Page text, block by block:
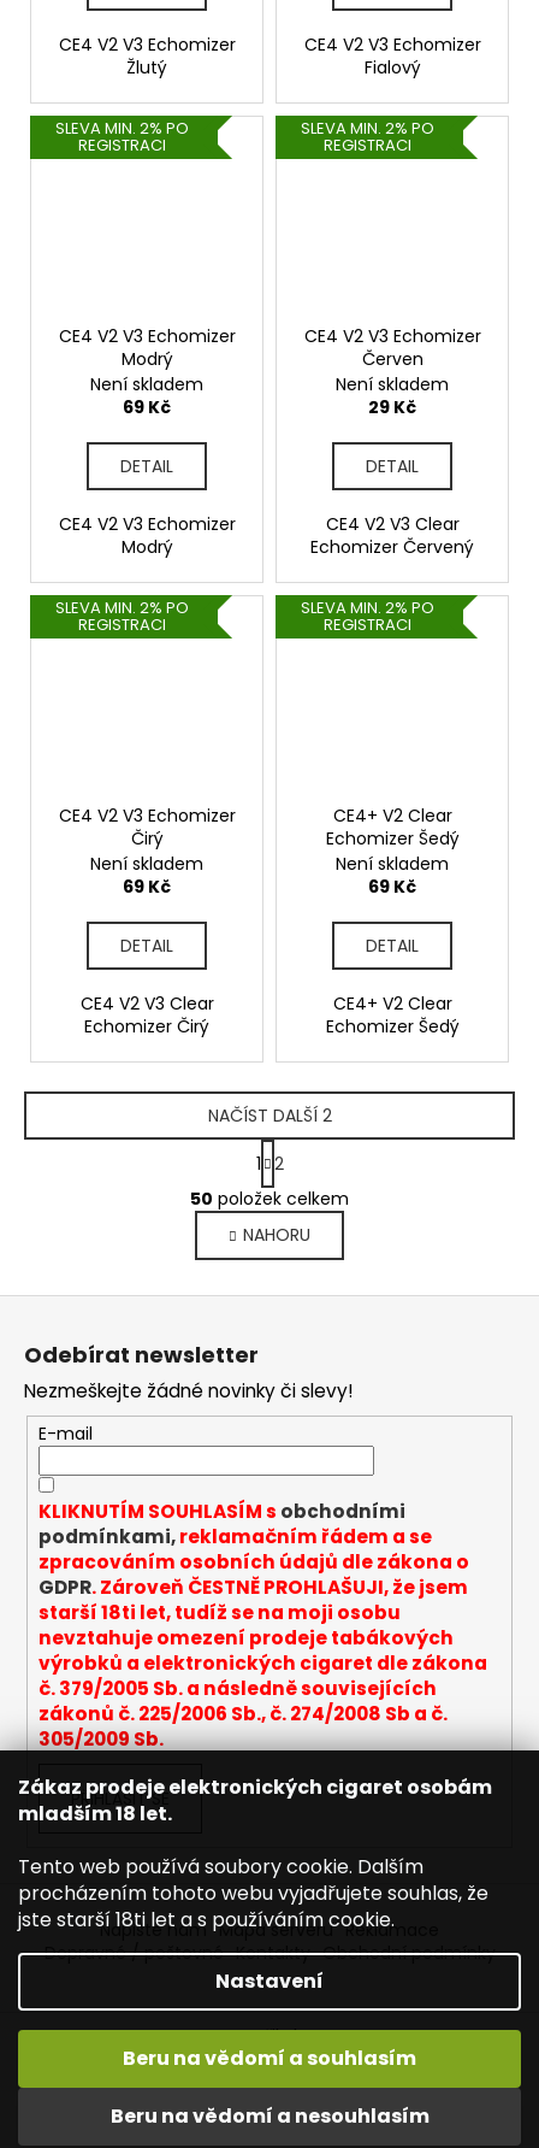
Zákaz prodeje elektronických cigaret osobám
mladším 18 let.
Tento web používá soubory cookie. Dalším
procházením tohoto webu vyjadřujete souhlas, že
jste starší 18ti let a s používáním cookie.
Nastavení
Beru na vědomí a nesouhlasím
Beru na vědomí a souhlasím
Vítejte na JOYETECH. DORUČENÍ ZDARMA zásilkovnou nad
CE4 V2 V3 Echomizer
Žlutý
CE4 V2 V3 Echomizer
Fialový
SLEVA MIN. 2% PO
REGISTRACI
CE4 V2 V3 Echomizer
Modrý
Není skladem
69 Kč
DETAIL
CE4 V2 V3 Echomizer
Modrý
SLEVA MIN. 2% PO
REGISTRACI
CE4 V2 V3 Echomizer
Červen
Není skladem
29 Kč
DETAIL
CE4 V2 V3 Clear
Echomizer Červený
SLEVA MIN. 2% PO
REGISTRACI
CE4 V2 V3 Echomizer
Čirý
Není skladem
69 Kč
DETAIL
CE4 V2 V3 Clear
Echomizer Čirý
SLEVA MIN. 2% PO
REGISTRACI
CE4+ V2 Clear
Echomizer Šedý
Není skladem
69 Kč
DETAIL
CE4+ V2 Clear
Echomizer Šedý
O
v
l
á
d
p
r
v
k
y
v
ý
p
i
s
u
NAČÍST DALŠÍ 2
S
t
r
á
n
k
o
í
1 2
50 položek celkem
NAHORU
Odebírat newsletter
Nezmeškejte žádné novinky či slevy!
E-mail
KLIKNUTÍM SOUHLASÍM s obchodními
podmínkami,reklamačním řádem a se
zpracováním osobních údajů dle zákona o
GDPR. Zároveň ČESTNĚ PROHLAŠUJI, že jsem
starší 18ti let, tudíž se na moji osobu
nevztahuje omezení prodeje tabákových
výrobků a elektronických cigaret dle zákona
č. 379/2005 Sb. a následně souvisejících
zákonů č. 225/2006 Sb., č. 274/2008 Sb a č.
305/2009 Sb.
PŘIHLÁSIT SE
Napište nám Mapa serveru Reklamace
Dopravné / poštovné Kontakty Obchodní podmínky
Vytvořil Shoptet
Copyright 2026Joyetech - Značkové elektronické
cigarety. Všechna práva vyhrazena.Upravit nastavení
cookies